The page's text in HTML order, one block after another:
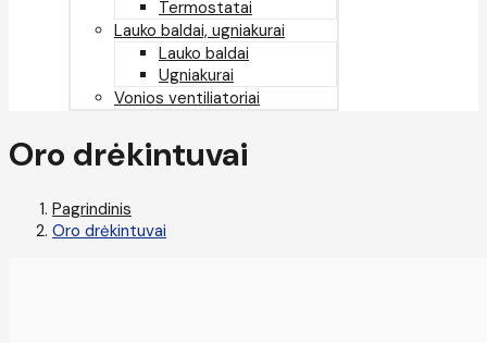
Termostatai
Lauko baldai, ugniakurai
Lauko baldai
Ugniakurai
Vonios ventiliatoriai
Oro drėkintuvai
Pagrindinis
Oro drėkintuvai